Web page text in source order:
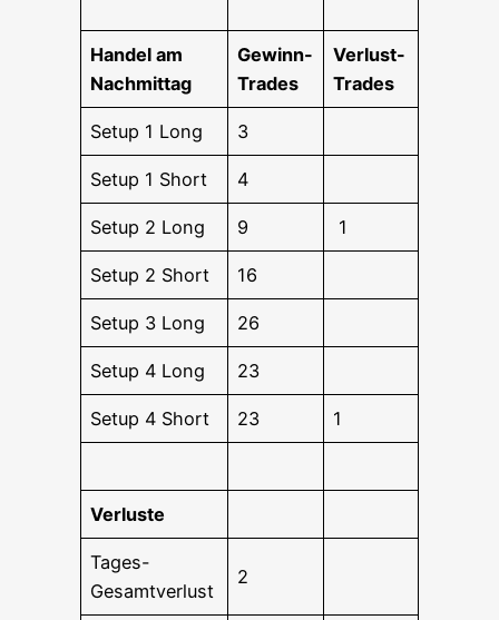
Han­del am
Nachmittag
Gewinn-
Trades
Ver­lust-
Trades
Set­up 1 Long 3
Set­up 1 Short 4
Set­up 2 Long 9 1
Set­up 2 Short 16
Set­up 3 Long 26
Set­up 4 Long 23
Set­up 4 Short 23 1
Ver­lus­te
Tages-
Gesamt­ver­lust
2